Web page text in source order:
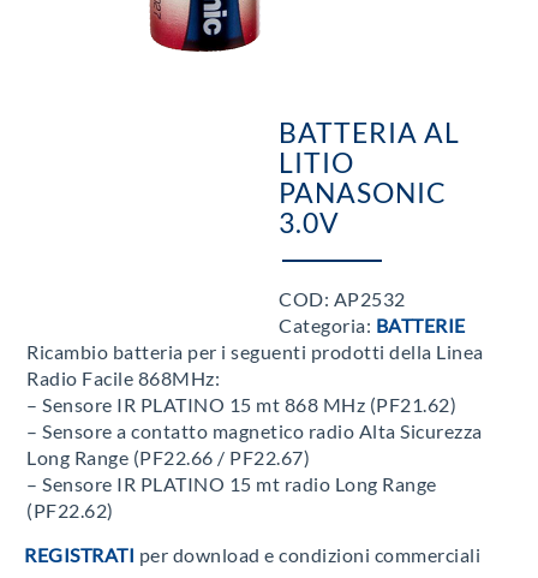
BATTERIA AL
LITIO
PANASONIC
3.0V
COD: AP2532
Categoria: BATTERIE
Ricambio batteria per i seguenti prodotti della Linea
Radio Facile 868MHz:
– Sensore IR PLATINO 15 mt 868 MHz (PF21.62)
– Sensore a contatto magnetico radio Alta Sicurezza
Long Range (PF22.66 / PF22.67)
– Sensore IR PLATINO 15 mt radio Long Range
(PF22.62)
REGISTRATI per download e condizioni commerciali